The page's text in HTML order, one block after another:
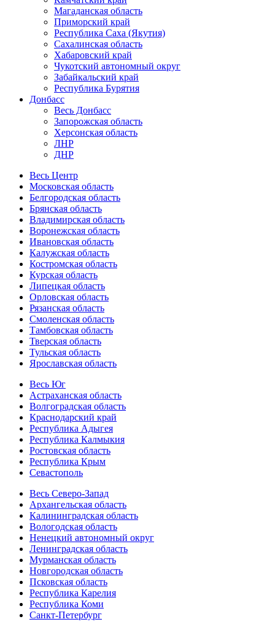
Магаданская область
Приморский край
Республика Саха (Якутия)
Сахалинская область
Хабаровский край
Чукотский автономный округ
Забайкальский край
Республика Бурятия
Донбасс
Весь Донбасс
Запорожская область
Херсонская область
ЛНР
ДНР
Весь Центр
Московская область
Белгородская область
Брянская область
Владимирская область
Воронежская область
Ивановская область
Калужская область
Костромская область
Курская область
Липецкая область
Орловская область
Рязанская область
Смоленская область
Тамбовская область
Тверская область
Тульская область
Ярославская область
Весь Юг
Астраханская область
Волгоградская область
Краснодарский край
Республика Адыгея
Республика Калмыкия
Ростовская область
Республика Крым
Севастополь
Весь Северо-Запад
Архангельская область
Калининградская область
Вологодская область
Ненецкий автономный округ
Ленинградская область
Мурманская область
Новгородская область
Псковская область
Республика Карелия
Республика Коми
Санкт-Петербург